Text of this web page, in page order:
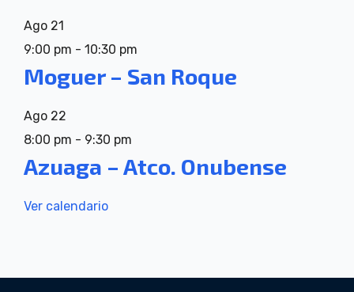
Ago 21
9:00 pm - 10:30 pm
Moguer – San Roque
Ago 22
8:00 pm - 9:30 pm
Azuaga – Atco. Onubense
Ver calendario